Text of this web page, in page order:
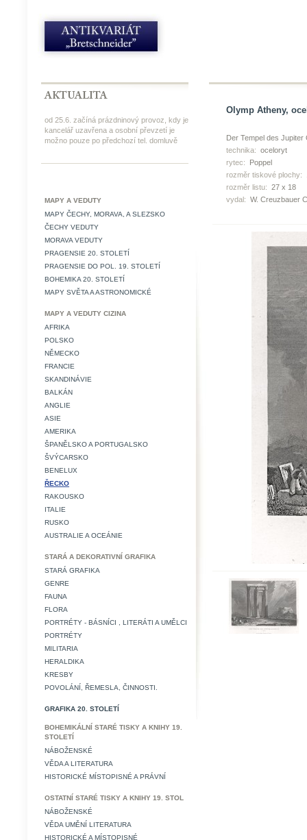
od 25.6. začíná prázdninový provoz, kdy je
kancelář uzavřena a osobní převzetí je
možno pouze po předchozí tel. domluvě
MAPY A VEDUTY
MAPY ČECHY, MORAVA, A SLEZSKO
ČECHY VEDUTY
MORAVA VEDUTY
PRAGENSIE 20. STOLETÍ
PRAGENSIE DO POL. 19. STOLETÍ
BOHEMIKA 20. STOLETÍ
MAPY SVĚTA A ASTRONOMICKÉ
MAPY A VEDUTY CIZINA
AFRIKA
POLSKO
NĚMECKO
FRANCIE
SKANDINÁVIE
BALKÁN
ANGLIE
ASIE
AMERIKA
ŠPANĚLSKO A PORTUGALSKO
ŠVÝCARSKO
BENELUX
ŘECKO
RAKOUSKO
ITALIE
RUSKO
AUSTRALIE A OCEÁNIE
STARÁ A DEKORATIVNÍ GRAFIKA
STARÁ GRAFIKA
GENRE
FAUNA
FLORA
PORTRÉTY - BÁSNÍCI , LITERÁTI A UMĚLCI
PORTRÉTY
MILITARIA
HERALDIKA
KRESBY
POVOLÁNÍ, ŘEMESLA, ČINNOSTI.
GRAFIKA 20. STOLETÍ
BOHEMIKÁLNÍ STARÉ TISKY A KNIHY 19.
STOLETÍ
NÁBOŽENSKÉ
VĚDA A LITERATURA
HISTORICKÉ MÍSTOPISNÉ A PRÁVNÍ
OSTATNÍ STARÉ TISKY A KNIHY 19. STOL
NÁBOŽENSKÉ
VĚDA UMĚNÍ LITERATURA
HISTORICKÉ A MÍSTOPISNÉ
Olymp Atheny,
Der Tempel des Jupiter
technika: oceloryt
rytec:
Poppel
rozměr tiskové plochy:
rozměr listu: 27 x 18
vydal: W. Creuzbauer